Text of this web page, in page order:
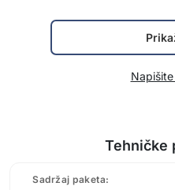
Tehničke
Sadržaj paketa: